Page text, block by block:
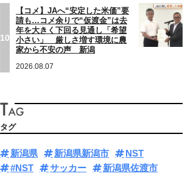
10
【コメ】JAへ“安定した米価”要
請も…コメ余りで“仮渡金”は去
年を大きく下回る見通し「希望
小さい」 厳しさ増す環境に農
家から不安の声 新潟
2026.08.07
タグ
新潟県 新潟県新潟市
NST
#NST
サッカー
新潟県佐渡市